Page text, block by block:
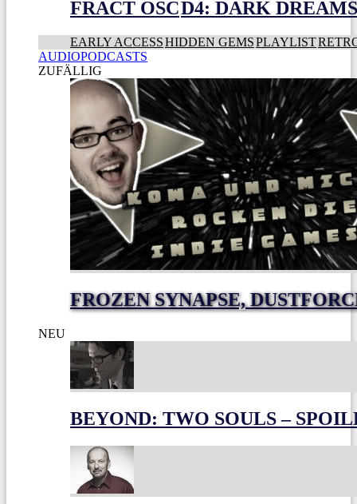
FRACT OSCD4: DARK
EARLY ACCESSHIDDEN GEMSPLAYLIST
AUDIOPODCASTS
ZUFÄLLIG
FROZEN SYNAPSE,
NEU
BEYOND: TWO SOULS –